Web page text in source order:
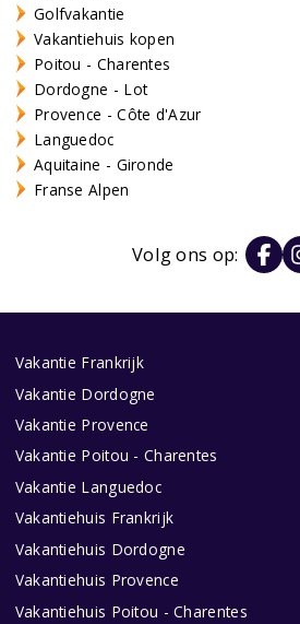
Golfvakantie
Vakantiehuis kopen
Poitou - Charentes
Dordogne - Lot
Provence - Côte d'Azur
Languedoc
Aquitaine - Gironde
Franse Alpen
Volg ons op:
Vakantie Frankrijk
Vakantie Dordogne
Vakantie Provence
Vakantie Poitou - Charentes
Vakantie Languedoc
Vakantiehuis Frankrijk
Vakantiehuis Dordogne
Vakantiehuis Provence
Vakantiehuis Poitou - Charentes